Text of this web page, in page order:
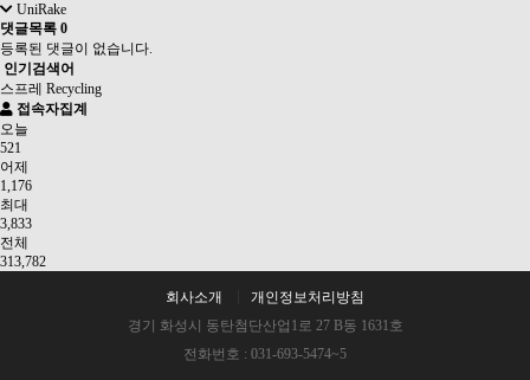
UniRake
댓글목록 0
등록된 댓글이 없습니다.
인기검색어
스프레 Recycling
접속자집계
오늘
521
어제
1,176
최대
3,833
전체
313,782
회사소개
개인정보처리방침
경기 화성시 동탄첨단산업1로 27 B동 1631호
전화번호 : 031-693-5474~5